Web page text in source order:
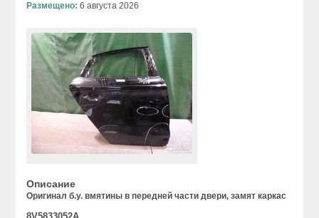
Размещено: 6 августа 2026
Описание
Оригинал б.у. вмятины в передней части двери, замят каркас